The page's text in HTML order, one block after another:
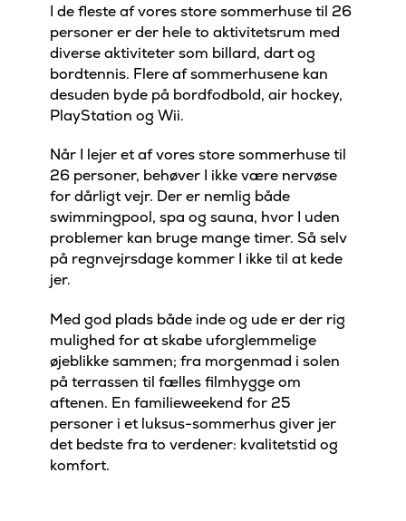
I de fleste af vores store sommerhuse til 26
personer er der hele to aktivitetsrum med
diverse aktiviteter som billard, dart og
bordtennis. Flere af sommerhusene kan
desuden byde på bordfodbold, air hockey,
PlayStation og Wii.
Når I lejer et af vores store sommerhuse til
26 personer, behøver I ikke være nervøse
for dårligt vejr. Der er nemlig både
swimmingpool, spa og sauna, hvor I uden
problemer kan bruge mange timer. Så selv
på regnvejrsdage kommer I ikke til at kede
jer.
Med god plads både inde og ude er der rig
mulighed for at skabe uforglemmelige
øjeblikke sammen; fra morgenmad i solen
på terrassen til fælles filmhygge om
aftenen. En familieweekend for 25
personer i et luksus-sommerhus giver jer
det bedste fra to verdener: kvalitetstid og
komfort.